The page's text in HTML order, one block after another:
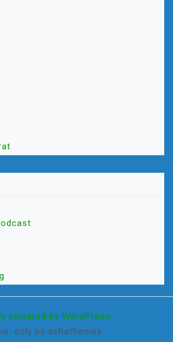
powered by WordPress
doly by ashathemes.